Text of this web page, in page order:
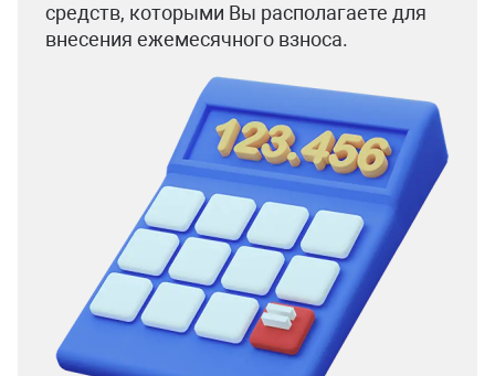
средств, которыми Вы располагаете для
внесения ежемесячного взноса.